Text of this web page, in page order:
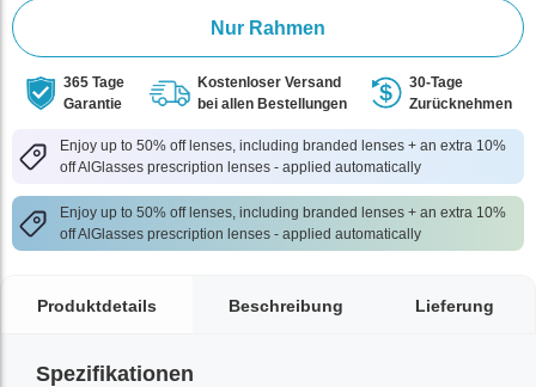
Nur Rahmen
365 Tage
Garantie
Kostenloser Versand
bei allen Bestellungen
30-Tage
Zurücknehmen
Enjoy up to 50% off lenses, including branded lenses + an extra 10%
off AlGlasses prescription lenses - applied automatically
Enjoy up to 50% off lenses, including branded lenses + an extra 10%
off AlGlasses prescription lenses - applied automatically
Produktdetails Beschreibung Lieferung
Spezifikationen